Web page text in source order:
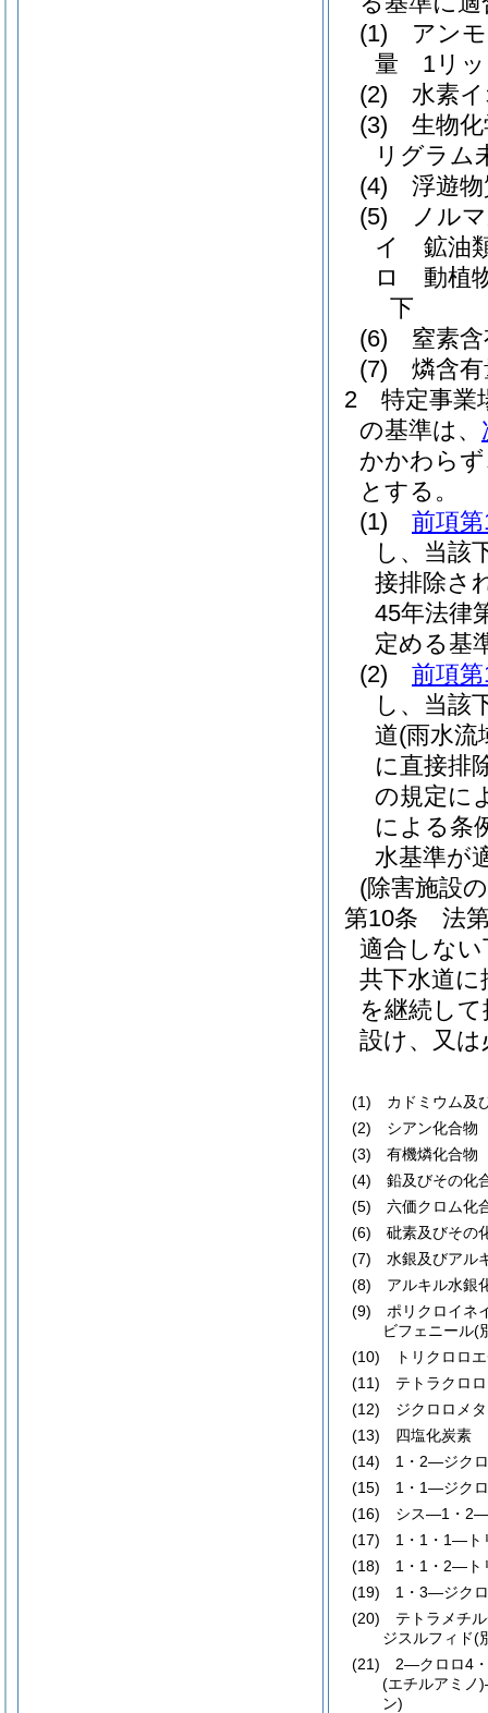
(1)
アン
量 1リッ
(2)
水素
(3)
生物
リグラム
(4)
浮遊
(5)
ノル
イ
鉱油
ロ
動植
下
(6)
窒素
(7)
燐含
2
特定事業
の基準は、
かかわら
とする。
(1)
前項
し、当該
接排除さ
45年法律
定める基
(2)
前項
し、当該
道(雨水流
に直接排
の規定に
による条
水基準が
(除害施設
第10条
法
適合しない
共下水道
を継続し
設け、又
(1) カドミウム及
(2) シアン化合物
(3) 有機燐化合物
(4) 鉛及びその化
(5) 六価クロム化
(6) 砒素及びその
(7) 水銀及びアル
(8) アルキル水銀
(9) ポリクロイネ
ビフェニール(
(10) トリクロロエ
(11) テトラクロロ
(12) ジクロロメ
(13) 四塩化炭素
(14) 1・2―ジクロ
(15) 1・1―ジクロ
(16) シス―1・2―
(17) 1・1・1―ト
(18) 1・1・2―ト
(19) 1・3―ジクロ
(20) テトラメチル
ジスルフィド(
(21) 2―クロロ4・
(エチルアミノ)
ン)